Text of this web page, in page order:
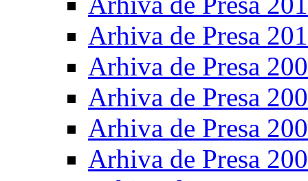
Arhiva de Presa
Arhiva de Presa
Arhiva de Presa
Arhiva de Presa
Arhiva de Presa